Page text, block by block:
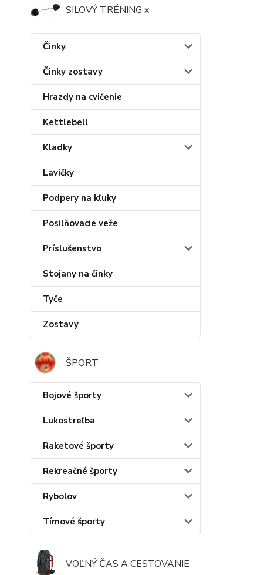
SILOVÝ TRÉNING x
Činky
Činky zostavy
Hrazdy na cvičenie
Kettlebell
Kladky
Lavičky
Podpery na kľuky
Posilňovacie veže
Príslušenstvo
Stojany na činky
Tyče
Zostavy
ŠPORT
Bojové športy
Lukostreľba
Raketové športy
Rekreačné športy
Rybolov
Tímové športy
VOĽNÝ ČAS A CESTOVANIE